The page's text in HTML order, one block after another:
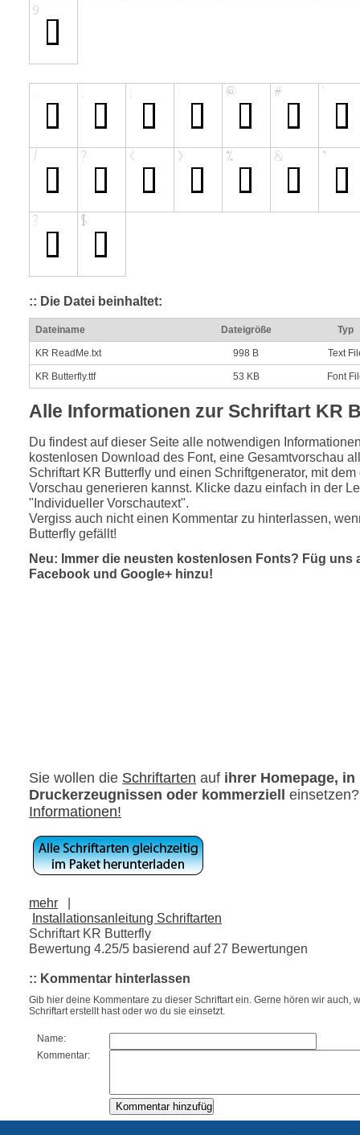
:: Die Datei beinhaltet:
Dateiname Dateigröße Typ
KR ReadMe.txt 998 B Text
KR Butterfly.ttf 53 KB Font
Alle Informationen zur Schriftart KR
Du findest auf dieser Seite alle notwendigen
kostenlosen Download des Font, eine Gesamtvorschau
Schriftart KR Butterfly und einen Schriftgenerator, mit
Vorschau generieren kannst. Klicke dazu einfach in der
"Individueller Vorschautext".
Vergiss auch nicht einen Kommentar zu hinterlassen,
Butterfly gefällt!
Neu: Immer die neusten kostenlosen Fonts? Füg uns
Facebook und Google+ hinzu!
Sie wollen die Schriftarten auf ihrer Homepage, in
Druckerzeugnissen oder kommerziell
Informationen!
mehr
|
Installationsanleitung Schriftarten
Schriftart KR Butterfly
Bewertung 4.25/5 basierend auf 27 Bewertungen
:: Kommentar hinterlassen
Gib hier deine Kommentare zu dieser Schriftart ein. Gerne hören wir auch,
Schriftart erstellt hast oder wo du sie einsetzt.
Name:
Kommentar: